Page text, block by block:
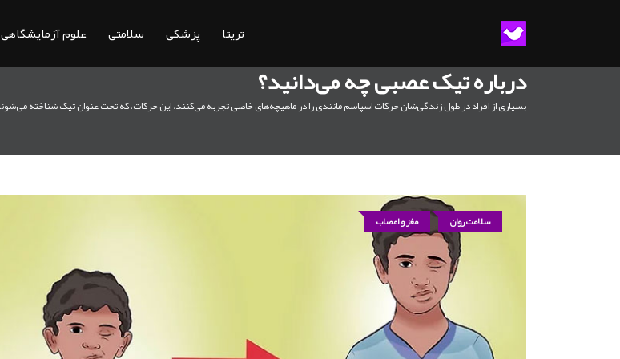
تریتا پزشکی سلامتی علوم آزمایشگاهی
درباره تیک عصبی چه می‌دانید؟
بسیاری از افراد در طول زندگی‌شان حرکات اسپاسم مانندی را در ماهیچه‌های خاصی تجربه می‌کنند. این حرکات، که تحت عنوان تیک شناخته
سلامت روان مغز و اعصاب